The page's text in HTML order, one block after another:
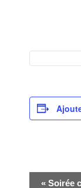
« Soirée